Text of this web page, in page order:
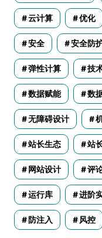
云计算 优化
安全 安全防
弹性计算 技
数据赋能 数
无障碍设计
站长生态 站
网站设计 评
运行库 进阶
防注入 风控